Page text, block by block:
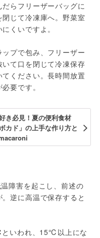
らフリーザーバッグに
じて冷凍庫へ。野菜室
くいですよ。
プで包み、フリーザー
て口を閉じて冷凍保存
ください。長時間放置
要です。
き必見！夏の便利食材
カド」の上手な作り方と
障害を起こし、前述の
逆に高温で保存すると
といわれ、15℃以上にな